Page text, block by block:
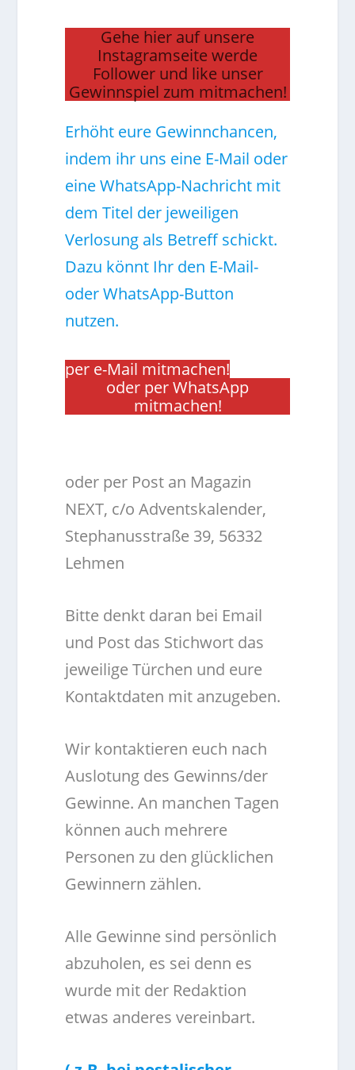
Gehe hier auf unsere
Instagramseite werde
Follower und like unser
Gewinnspiel zum mitmachen!
Erhöht eure Gewinnchancen,
indem ihr uns eine E-Mail oder
eine WhatsApp-Nachricht mit
dem Titel der jeweiligen
Verlosung als Betreff schickt.
Dazu könnt Ihr den E-Mail-
oder WhatsApp-Button
nutzen.
per e-Mail mitmachen!
oder per WhatsApp
mitmachen!
oder per Post an Magazin
NEXT, c/o Adventskalender,
Stephanusstraße 39, 56332
Lehmen
Bitte denkt daran bei Email
und Post das Stichwort das
jeweilige Türchen und eure
Kontaktdaten mit anzugeben.
Wir kontaktieren euch nach
Auslotung des Gewinns/der
Gewinne. An manchen Tagen
können auch mehrere
Personen zu den glücklichen
Gewinnern zählen.
Alle Gewinne sind persönlich
abzuholen, es sei denn es
wurde mit der Redaktion
etwas anderes vereinbart.